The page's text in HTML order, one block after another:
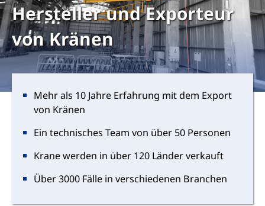
Hersteller und Exporteur
von Kränen
Mehr als 10 Jahre Erfahrung mit dem Export
von Kränen
Ein technisches Team von über 50 Personen
Krane werden in über 120 Länder verkauft
Über 3000 Fälle in verschiedenen Branchen